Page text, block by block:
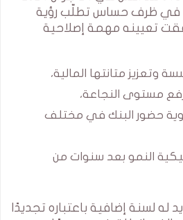
في ظرف حساس تطلّب رؤية
تعيينه مهمة إصلاحية
وتعزيز متانتها المالية،
مستوى النجاعة،
حضور البنك في مختلف
النمو بعد سنوات من
له لسنة إضافية باعتباره تجديدًا